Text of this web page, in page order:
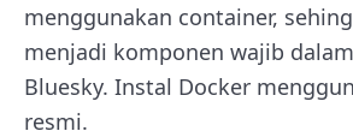
menggunakan container,
menjadi komponen wajib
Bluesky. Instal Docker
resmi.